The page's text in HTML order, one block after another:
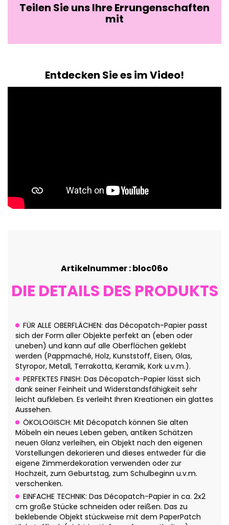
Teilen Sie uns Ihre Errungenschaften
mit
Entdecken Sie es im Video!
Artikelnummer : bloc06o
DIE DETAILS DES PRODUKTS
FÜR ALLE OBERFLÄCHEN: das Décopatch-Papier passt
sich der Form aller Objekte perfekt an (eben oder
uneben) und kann auf alle Oberflächen geklebt
werden (Pappmaché, Holz, Kunststoff, Eisen, Glas,
Styropor, Metall, Terrakotta, Keramik, Kork u.v.m.).
PERFEKTES FINISH: Das Décopatch-Papier lässt sich
dank seiner Feinheit und Widerstandsfähigkeit sehr
leicht aufkleben. Es verleiht Ihren Kreationen ein glattes
Aussehen.
ÖKOLOGISCH: Mit Décopatch können Sie alten
Möbeln ein neues Leben geben, antiken Schätzen
neuen Glanz verleihen, ein Objekt nach den eigenen
Vorstellungen dekorieren und dieses entweder für die
eigene Zimmerdekoration verwenden oder zur
Hochzeit, zum Geburtstag, zum Schulbeginn u.v.m.
verschenken.
EINFACHE TECHNIK: Das Décopatch-Papier in ca. 2x2
cm große Stücke schneiden oder reißen. Das zu
beklebende Objekt stückweise mit dem PaperPatch